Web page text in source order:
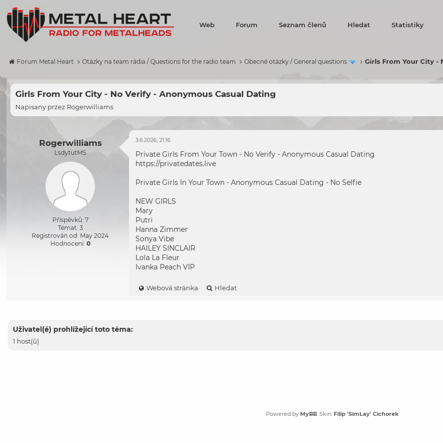
Web Forum Seznam členů Hledat Statistiky
Forum Metal Heart Otázky na team rádia / Questions for the radio team Obecné otázky / General questions Girls From Your City -
Girls From Your City - No Verify - Anonymous Casual Dating
Napisany przez Rogerwilliams
Rogerwilliams
LsdytutMS
Příspěvků: 7
Témat: 3
Registrován od: May 2024
Hodnocení: 0
3.6.2026, 21:16
Private Girls From Your Town - No Verify - Anonymous Casual Dating
https://privatedates.live
Private Girls In Your Town- Anonymous Casual Dating - No Selfie
NEW GIRLS
Mary
Putri
Hanna Zimmer
Sonya Vibe
HAILEY SINCLAIR
Lola La Fleur
Ivanka Peach VIP
Webová stránka Hledat
Uživatel(é) prohlížející toto téma:
1 host(ů)
Powered by MyBB. Skin: Filip 'SimLay' Cichorek